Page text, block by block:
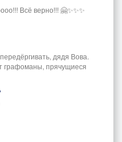
Всё верно!!! 🤗✨✨✨
дядя Вова.
графоманы, прячущиеся